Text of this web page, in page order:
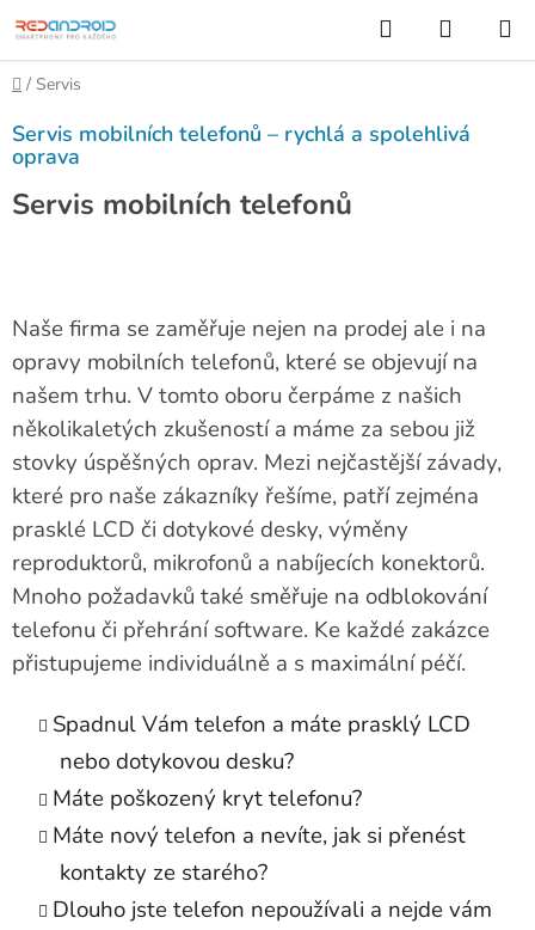
na
obsah
Hledat
KOŠÍK
Domů
/ Servis
Servis mobilních telefonů – rychlá a spolehlivá
oprava
Servis mobilních telefonů
Naše firma se zaměřuje nejen na prodej ale i na
opravy mobilních telefonů, které se objevují na
našem trhu. V tomto oboru čerpáme z našich
několikaletých zkušeností a máme za sebou již
stovky úspěšných oprav. Mezi nejčastější závady,
které pro naše zákazníky řešíme, patří zejména
prasklé LCD či dotykové desky, výměny
reproduktorů, mikrofonů a nabíjecích konektorů.
Mnoho požadavků také směřuje na odblokování
telefonu či přehrání software. Ke každé zakázce
přistupujeme individuálně a s maximální péčí.
Spadnul Vám telefon a máte prasklý LCD
nebo dotykovou desku?
Máte poškozený kryt telefonu?
Máte nový telefon a nevíte, jak si přenést
kontakty ze starého?
Dlouho jste telefon nepoužívali a nejde vám